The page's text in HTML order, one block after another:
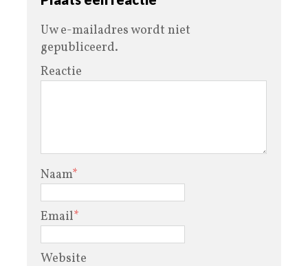
Uw e-mailadres wordt niet
gepubliceerd.
Reactie
Naam*
Email*
Website